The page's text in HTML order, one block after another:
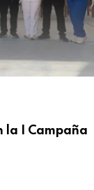
la I Campaña